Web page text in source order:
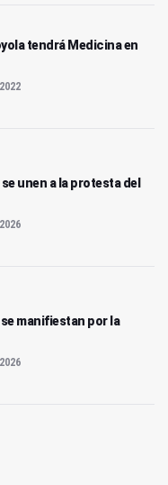
tendrá Medicina en
unen a la protesta del
manifiestan por la